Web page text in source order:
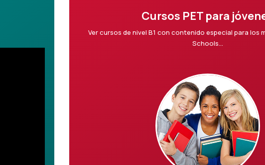
Cursos PET para
Ver cursos de nivel B1 con contenido especial para los
Schools...